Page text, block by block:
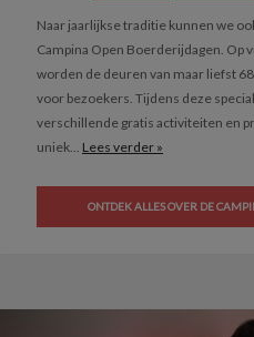
Naar jaarlijkse traditie kunnen we
Campina Open Boerderijdagen. Op
worden de deuren van maar liefst
voor bezoekers. Tijdens deze
verschillende gratis activiteiten en
uniek... Lees verder »
ONTDEK ALLES OVER DE